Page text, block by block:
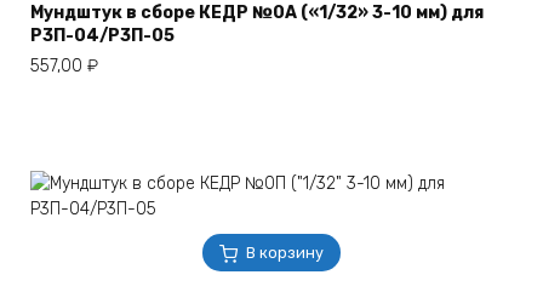
Мундштук в сборе КЕДР №0А («1/32» 3-10 мм) для
Р3П-04/Р3П-05
557,00 ₽
В корзину